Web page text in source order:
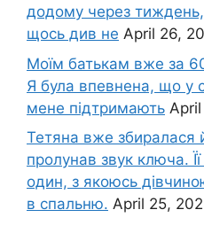
додому через
щось див не April 26,
Моїм батькам вже за
Я була впевнена, що у
мене підтримають
Тетяна вже збиралася
пролунав звук ключа.
один, з якоюсь
в спальню. April 25,